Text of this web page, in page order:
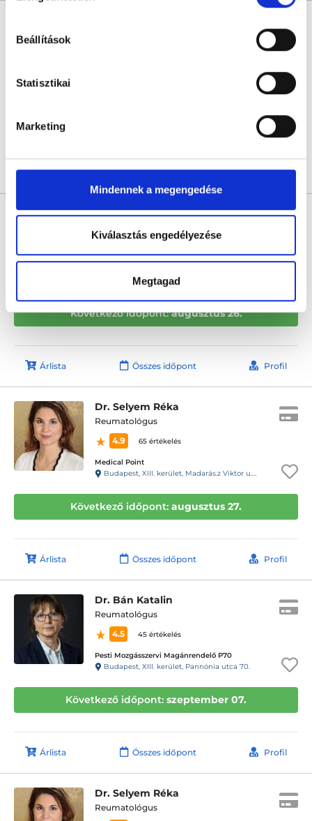
Beállítások
Statisztikai
Marketing
Mindennek a megengedése
Kiválasztás engedélyezése
Megtagad
Árlista Összes időpont Profil
Dr. Tima Szilvia
Reumatológus
Budapest, XIII. kerület, Tüzér utca 39.
Következő időpont:augusztus 26.
Árlista Összes időpont Profil
Dr. Selyem Réka
Reumatológus
4.9
65 értékelés
Medical Point
Budapest, XIII. kerület, Madarás.z Viktor u. 47-49. fszt
Következő időpont: augusztus 27.
Árlista Összes időpont Profil
Dr. Bán Katalin
Reumatológus
4.5
45 értékelés
Pesti Mozgásszervi Magánrendelő P70
Budapest, XIII. kerület, Pannónia utca 70.
Következő időpont: szeptember 07.
Árlista Összes időpont Profil
Dr. Selyem Réka
Reumatológus